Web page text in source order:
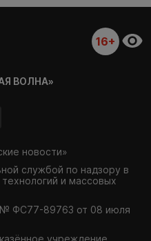
16+
ВОЛНА»
новости»
службой по надзору в
и массовых
ФС77-89763 от 08 июля
учреждение